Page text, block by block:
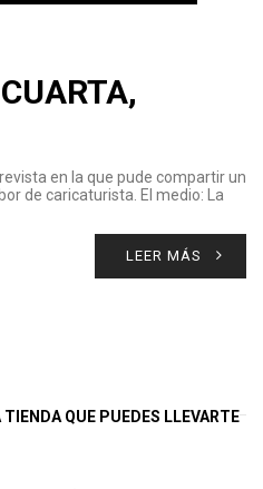
en la que pude compartir un
de caricaturista. El medio: La
LEER MÁS
QUE PUEDES LLEVARTE